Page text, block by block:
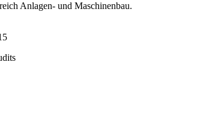
Anlagen- und Maschinenbau.